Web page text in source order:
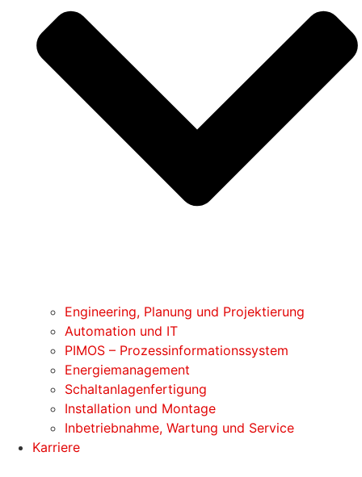
Engineering, Planung und Projektierung
Automation und IT
PIMOS – Prozessinformationssystem
Energiemanagement
Schaltanlagenfertigung
Installation und Montage
Inbetriebnahme, Wartung und Service
Karriere